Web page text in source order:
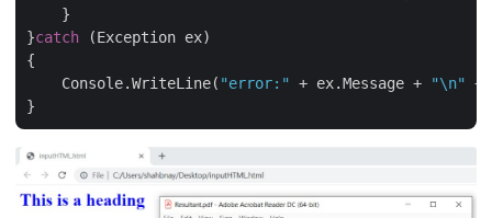
    }
}catch (Exception ex)
{
    Console.WriteLine(
"error:" + ex.Message + "\n"
+